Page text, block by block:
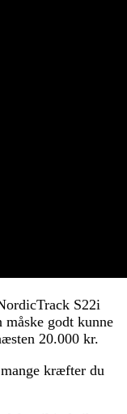
S22i
godt kunne
20.000 kr.
kræfter du